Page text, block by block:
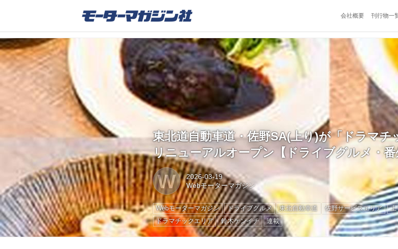
会社概要 刊行物一
東北道自動車道・佐野SA(上り)が「ドラマ
リニューアルオープン【ドライブグルメ・番
W
2026-03-19
Webモーターマガジン
Webモーターマガジン ドライブグルメ 東北自動車道 佐野サービスエリア 上
ドラマチックエリア
鈴木ケンイチ 連載